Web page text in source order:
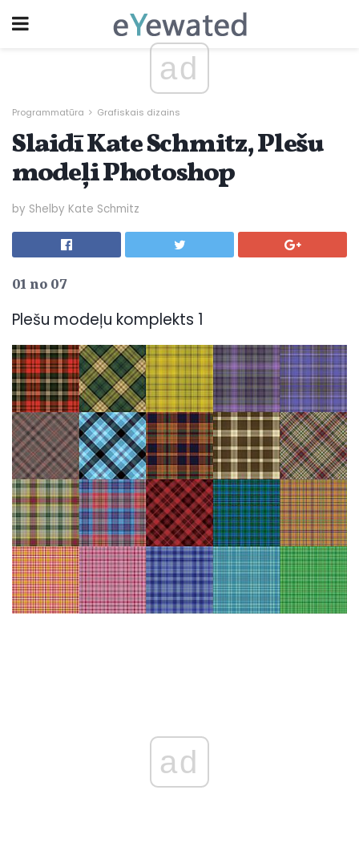
ad
Programmatūra Grafiskais dizains
Slaidī Kate Schmitz, Plešu
modeļi Photoshop
by Shelby Kate Schmitz
01 no 07
Plešu modeļu komplekts 1
ad